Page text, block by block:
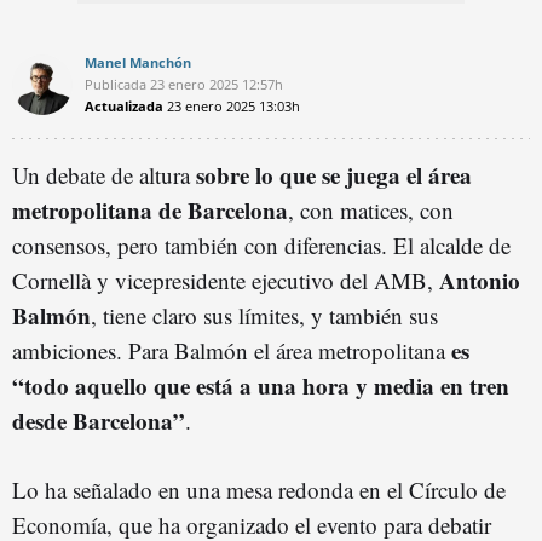
Manel Manchón
Publicada 23 enero 2025 12:57h
Actualizada 23 enero 2025 13:03h
Un debate de alturasobre lo que se juega el área
metropolitana de Barcelona, con matices, con
consensos, pero también con diferencias. El alcalde de
Cornellà y vicepresidente ejecutivo del AMB, Antonio
Balmón, tiene claro sus límites, y también sus
ambiciones. Para Balmón el área metropolitanaes
“todo aquello que está a una hora y media en tren
desde Barcelona”.
Lo ha señalado en una mesa redonda en el Círculo de
Economía, que ha organizado el evento para debatir